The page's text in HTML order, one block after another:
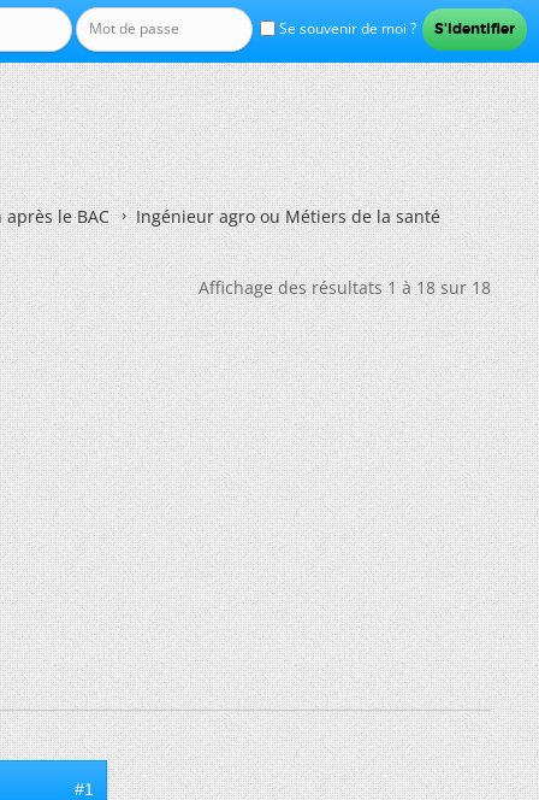
Se souvenir de moi ?
le BAC Ingénieur agro ou Métiers de la santé
Affichage des résultats 1 à 18 sur 18
#1